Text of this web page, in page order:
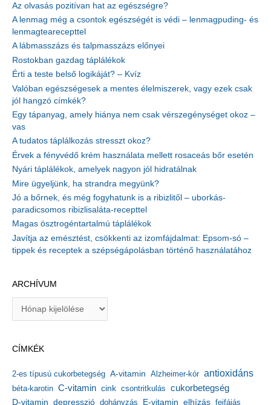
Az olvasás pozitívan hat az egészségre?
A lenmag még a csontok egészségét is védi – lenmagpuding- és
lenmagtearecepttel
A lábmasszázs és talpmasszázs előnyei
Rostokban gazdag táplálékok
Érti a teste belső logikáját? – Kvíz
Valóban egészségesek a mentes élelmiszerek, vagy ezek csak
jól hangzó címkék?
Egy tápanyag, amely hiánya nem csak vérszegénységet okoz –
vas
A tudatos táplálkozás stresszt okoz?
Érvek a fényvédő krém használata mellett rosaceás bőr esetén
Nyári táplálékok, amelyek nagyon jól hidratálnak
Mire ügyeljünk, ha strandra megyünk?
Jó a bőrnek, és még fogyhatunk is a ribizlitől – uborkás-
paradicsomos ribizlisaláta-recepttel
Magas ösztrogéntartalmú táplálékok
Javítja az emésztést, csökkenti az izomfájdalmat: Epsom-só –
tippek és receptek a szépségápolásban történő használatához
ARCHÍVUM
í
u
m
CÍMKÉK
2-es típusú cukorbetegség A-vitamin Alzheimer-kór antioxidáns
béta-karotin C-vitamin cink csontritkulás cukorbetegség
D-vitamin depresszió dohányzás E-vitamin elhízás fejfájás